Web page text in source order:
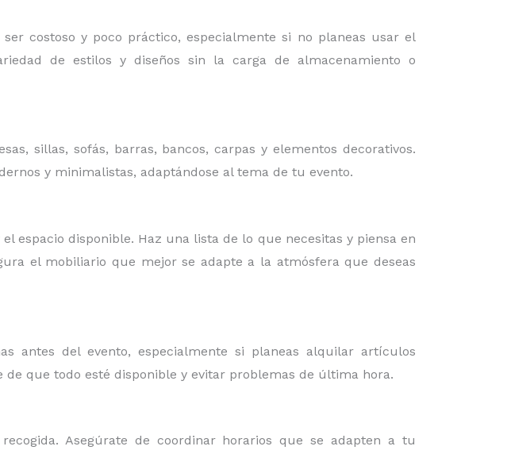
costoso y poco práctico, especialmente si no planeas usar el
de estilos y diseños sin la carga de almacenamiento o
sillas, sofás, barras, bancos, carpas y elementos decorativos.
y minimalistas, adaptándose al tema de tu evento.
espacio disponible. Haz una lista de lo que necesitas y piensa en
el mobiliario que mejor se adapte a la atmósfera que deseas
antes del evento, especialmente si planeas alquilar artículos
que todo esté disponible y evitar problemas de última hora.
Asegúrate de coordinar horarios que se adapten a tu